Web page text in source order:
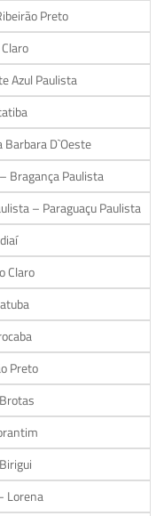
Preto
Azul Paulista
Barbara D`Oeste
Bragança Paulista
– Paraguaçu Paulista
Claro
Preto
Lorena